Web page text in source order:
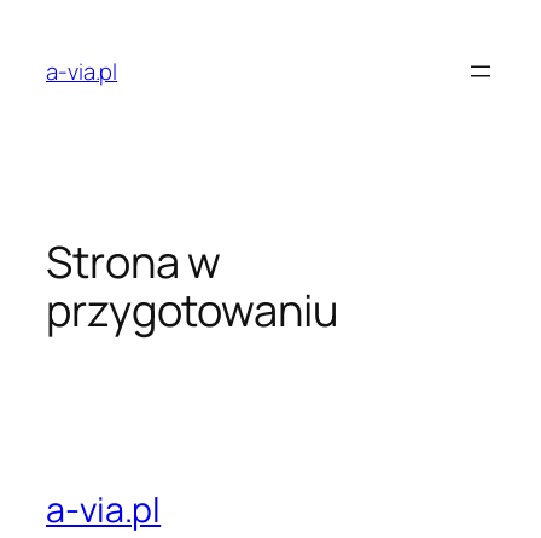
treścia-via.pl
Strona w
przygotowaniu
a-via.pl